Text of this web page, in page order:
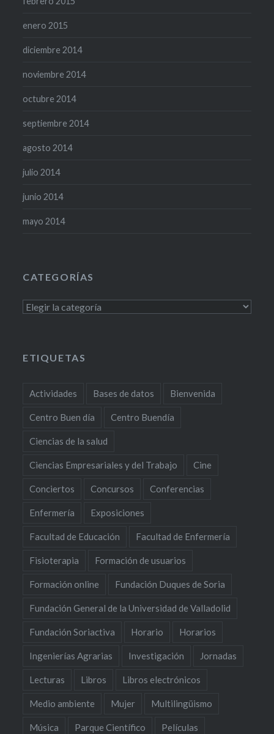
enero 2015
diciembre 2014
noviembre 2014
octubre 2014
septiembre 2014
agosto 2014
julio 2014
junio 2014
mayo 2014
CATEGORÍAS
Categorías
ETIQUETAS
Actividades Bases de datos Bienvenida
Centro Buen día Centro Buendía
Ciencias de la salud
Ciencias Empresariales y del Trabajo Cine
Conciertos Concursos Conferencias
Enfermería Exposiciones
Facultad de Educación Facultad de Enfermería
Fisioterapia Formación de usuarios
Formación online Fundación Duques de Soria
Fundación General de la Universidad de Valladolid
Fundación Soriactiva Horario Horarios
Ingenierías Agrarias Investigación Jornadas
Lecturas Libros Libros electrónicos
Medio ambiente Mujer Multilingüismo
Música Parque Científico Películas